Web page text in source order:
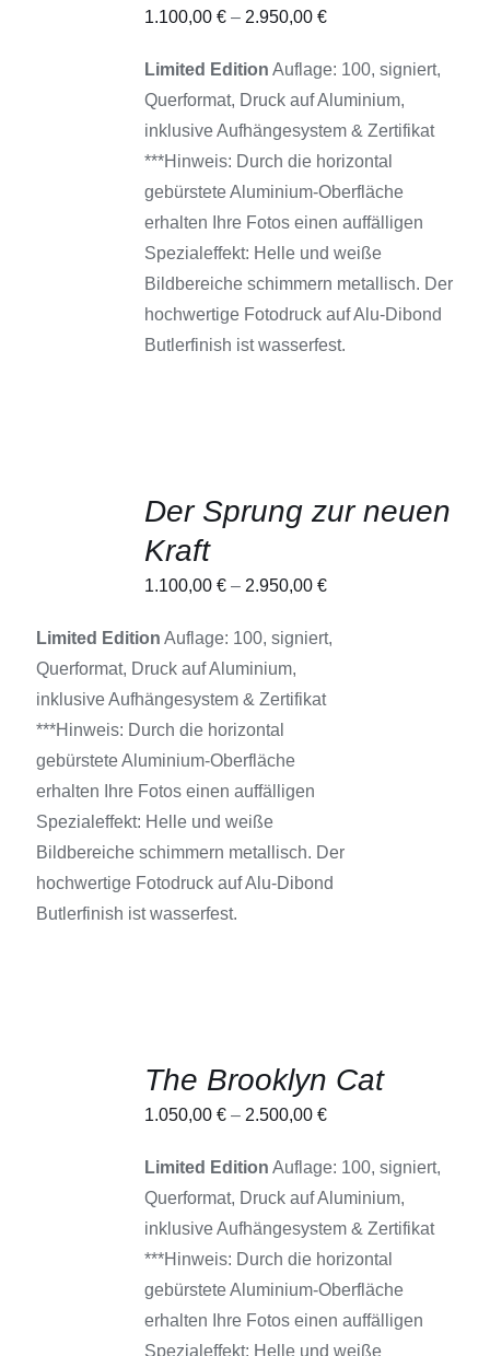
PRODUKT
MEHRERE
PRODUKTSEITE
GEWÄHLT
1.100,00€ – 2.950,00€
Limited Edition Auflage: 100, signiert,
Querformat, Druck auf Aluminium,
inklusive Aufhängesystem & Zertifikat
***Hinweis: Durch die horizontal
gebürstete Aluminium-Oberfläche
erhalten Ihre Fotos einen auffälligen
Spezialeffekt: Helle und weiße
Bildbereiche schimmern metallisch. Der
hochwertige Fotodruck auf Alu-Dibond
Butlerfinish ist wasserfest.
AUSFÜHRUNG
PRODUKT
MEHRERE
AUF.
OPTIONEN
KÖNNEN
DER
PRODUKTSEITE
WERDEN
Der Sprung zur neuen
Kraft
1.100,00€ – 2.950,00€
Limited Edition Auflage: 100, signiert,
Querformat, Druck auf Aluminium,
inklusive Aufhängesystem & Zertifikat
***Hinweis: Durch die horizontal
gebürstete Aluminium-Oberfläche
erhalten Ihre Fotos einen auffälligen
Spezialeffekt: Helle und weiße
Bildbereiche schimmern metallisch. Der
hochwertige Fotodruck auf Alu-Dibond
Butlerfinish ist wasserfest.
AUSFÜHRUNG
PRODUKT
MEHRERE
VARIANTEN
OPTIONEN
The Brooklyn Cat
1.050,00€ – 2.500,00€
Limited Edition Auflage: 100, signiert,
Querformat, Druck auf Aluminium,
inklusive Aufhängesystem & Zertifikat
***Hinweis: Durch die horizontal
gebürstete Aluminium-Oberfläche
erhalten Ihre Fotos einen auffälligen
Spezialeffekt: Helle und weiße